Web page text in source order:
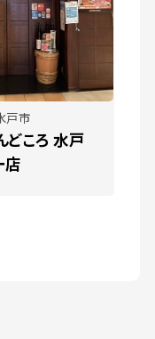
戸市
どころ 水戸
店